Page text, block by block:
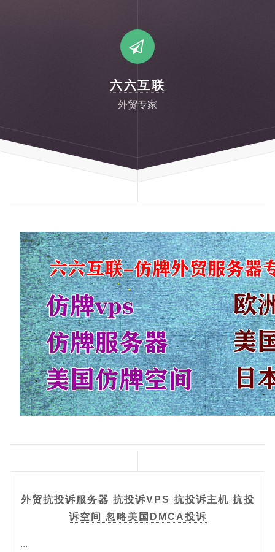
六六互联
外贸专家
外贸抗投诉服务器 抗投诉VPS 抗投诉主机 抗投
诉空间 忽略美国DMCA投诉
...